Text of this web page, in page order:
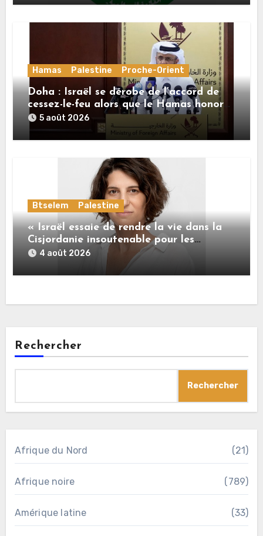
Hamas Palestine Proche-Orient
Doha : Israël se dérobe de l’accord de
cessez-le-feu alors que le Hamas honore
ses engagements
5 août 2026
Btselem Palestine
« Israël essaie de rendre la vie dans la
Cisjordanie insoutenable pour les
Palestiniens. »
4 août 2026
Rechercher
Rechercher
Afrique du Nord (21)
Afrique noire (789)
Amérique latine (33)